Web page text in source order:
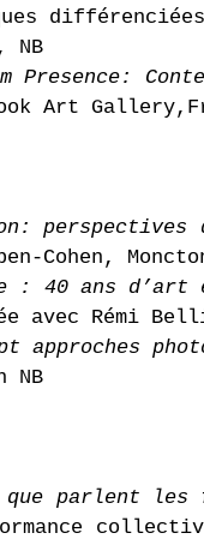
Presence:
perspectives
Cohen,
: 40 ans d’art
avec Rémi
approches
NB
que parlent les